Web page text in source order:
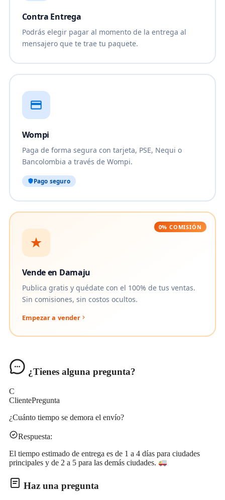
Contra Entrega
Podrás elegir pagar al momento de la entrega al
mensajero que te trae tu paquete.
Wompi
Paga de forma segura con tarjeta, PSE, Nequi o
Bancolombia a través de Wompi.
Pago seguro
0% COMISIÓN
Vende en Damaju
Publica gratis y quédate con el 100% de tus ventas.
Sin comisiones, sin costos ocultos.
Empezar a vender
¿Tienes alguna pregunta?
C
ClientePregunta
¿Cuánto tiempo se demora el envío?
Respuesta:
El tiempo estimado de entrega es de 1 a 4 días para ciudades
principales y de 2 a 5 para las demás ciudades.
Haz una pregunta